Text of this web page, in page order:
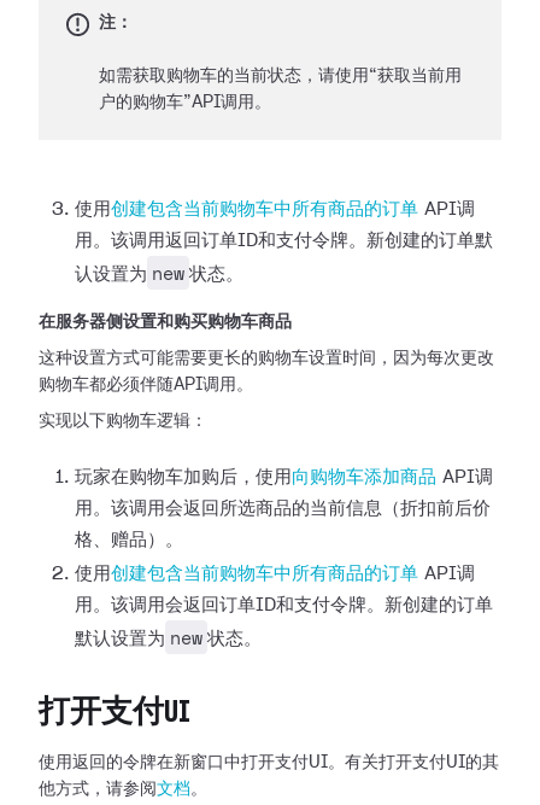
注：
如需获取购物车的当前状态，请使用“获取当前用
户的购物车”API调用。
使用创建包含当前购物车中所有商品的订单 API调
用。该调用返回订单ID和支付令牌。新创建的订单默
认设置为 new 状态。
在服务器侧设置和购买购物车商品
这种设置方式可能需要更长的购物车设置时间，因为每次更改
购物车都必须伴随API调用。
实现以下购物车逻辑：
玩家在购物车加购后，使用 向购物车添加商品 API调
用。该调用会返回所选商品的当前信息（折扣前后价
格、赠品）。
使用创建包含当前购物车中所有商品的订单 API调
用。该调用会返回订单ID和支付令牌。新创建的订单
默认设置为 new 状态。
打开支付UI
使用返回的令牌在新窗口中打开支付UI。有关打开支付UI的其
他方式，请参阅 文档。